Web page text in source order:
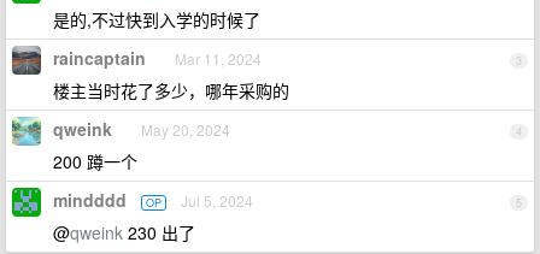
是的,不过快到入学的时候了
3
raincaptain Mar 11, 2024
楼主当时花了多少，哪年采购的
4
qweink May 20, 2024
200 蹲一个
5
mindddd OP Jul 5, 2024
@qweink 230 出了